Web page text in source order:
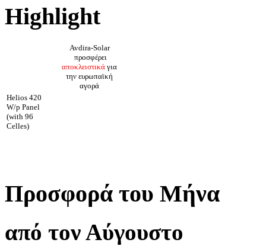
Highlight
Avdira-Solar
προσφέρει
αποκλειστικά για
την ευρωπαϊκή
αγορά
Helios 420
W/p Panel
(with 96
Celles)
Προσφορά του Μήνα
από τον Αύγουστο